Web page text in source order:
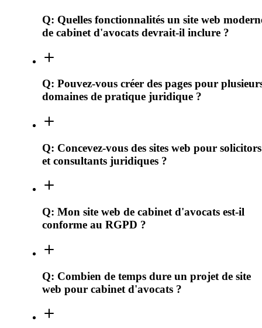
Q: Quelles fonctionnalités un site web
de cabinet d'avocats devrait-il inclure ?
Q: Pouvez-vous créer des pages pour
domaines de pratique juridique ?
Q: Concevez-vous des sites web pour solicitors
et consultants juridiques ?
Q: Mon site web de cabinet d'avocats est-il
conforme au RGPD ?
Q: Combien de temps dure un projet de site
web pour cabinet d'avocats ?